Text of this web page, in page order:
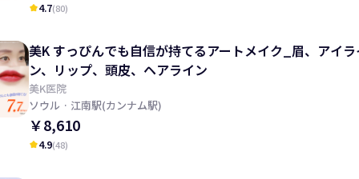
kid_star4.7(80)
美K すっぴんでも自信が持てるアートメイク_眉、アイ
ン、リップ、頭皮、ヘアライン
美K医院
ソウル · 江南駅(カンナム駅)
￥8,610
kid_star4.9(48)